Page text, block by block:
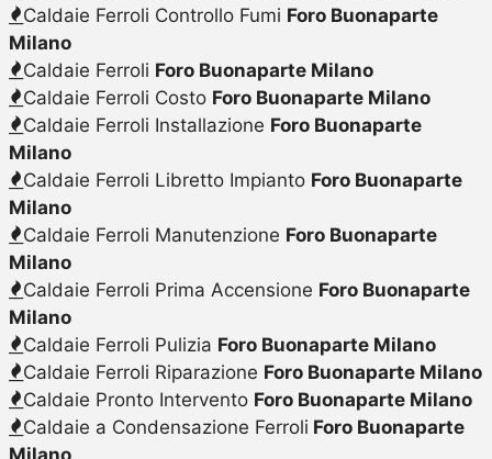
Caldaie Ferroli Controllo Fumi Foro Buonaparte
Milano
Caldaie Ferroli Foro Buonaparte Milano
Caldaie Ferroli Costo Foro Buonaparte Milano
Caldaie Ferroli Installazione Foro Buonaparte
Milano
Caldaie Ferroli Libretto Impianto Foro Buonaparte
Milano
Caldaie Ferroli Manutenzione Foro Buonaparte
Milano
Caldaie Ferroli Prima Accensione Foro Buonaparte
Milano
Caldaie Ferroli Pulizia Foro Buonaparte Milano
Caldaie Ferroli Riparazione Foro Buonaparte Milano
Caldaie Pronto Intervento Foro Buonaparte Milano
Caldaie a Condensazione Ferroli Foro Buonaparte
Milano